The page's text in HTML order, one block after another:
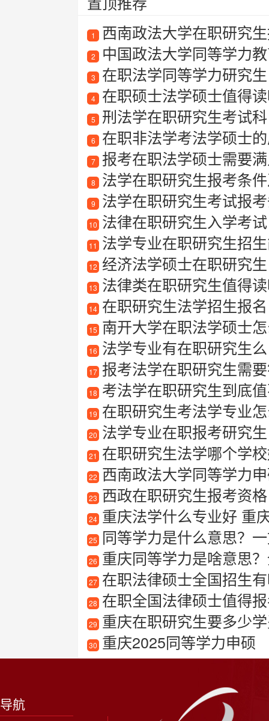
1 西南政法大学在职研究
2 中国政法大学同等学力
3 在职法学同等学力研究生
4 在职硕士法学硕士值得读吗？
5 刑法学在职研究生考试
6 在职非法学考法学硕士
7 报考在职法学硕士需要
8 法学在职研究生报考条
9 法学在职研究生考试报
10 法律在职研究生入学考试
11 法学专业在职研究生招
12 经济法学硕士在职研究生
13 法律类在职研究生值得
14 在职研究生法学招生报名
15 南开大学在职法学硕士
16 法学专业有在职研究生么
17 报考法学在职研究生需要符
18 考法学在职研究生到底
19 在职研究生考法学专业
20 法学专业在职报考研究生
21 在职研究生法学哪个学
22 西南政法大学同等学力
23 西政在职研究生报考资格
24 重庆法学什么专业好 重
25 同等学力是什么意思？
26 重庆同等学力是啥意思
27 在职法律硕士全国招生有
28 在职全国法律硕士值得
29 重庆在职研究生要多少
30 重庆2025同等学力申硕
导航